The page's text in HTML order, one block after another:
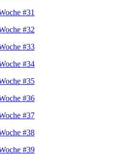
#31
#32
#33
#34
#35
#36
#37
#38
#39